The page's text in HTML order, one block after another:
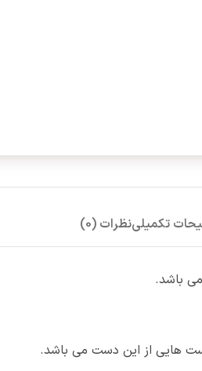
تکمیلینظرات (0)
هایی از این دست می باشد.